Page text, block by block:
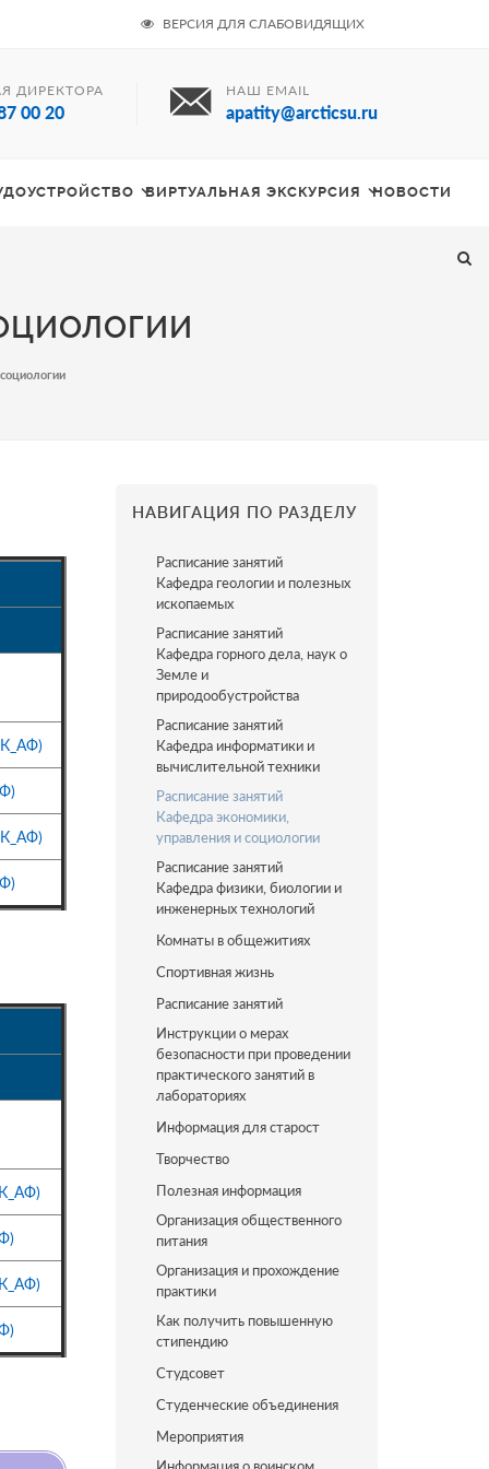
ВЕРСИЯ ДЛЯ СЛАБОВИДЯЩИХ
ДИРЕКТОРА
00 20
НАШ EMAIL
apatity@arcticsu.ru
ВИРТУАЛЬНАЯ ЭКСКУРСИЯ НОВОСТИ
НАВИГАЦИЯ ПО РАЗДЕЛУ
Расписание занятий
Кафедра геологии и полезных
ископаемых
Расписание занятий
Кафедра горного дела, наук о
Земле и
природообустройства
Расписание занятий
Кафедра информатики и
вычислительной техники
Расписание занятий
Кафедра экономики,
управления и социологии
Расписание занятий
Кафедра физики, биологии и
инженерных технологий
Комнаты в общежитиях
Спортивная жизнь
Расписание занятий
Инструкции о мерах
безопасности при проведении
практического занятий в
лабораториях
Информация для старост
Творчество
Полезная информация
Организация общественного
питания
Организация и прохождение
практики
Как получить повышенную
стипендию
Студсовет
Студенческие объединения
Мероприятия